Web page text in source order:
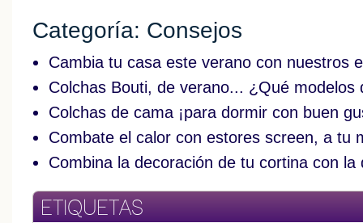
Categoría: Consejos
Cambia tu casa este verano con nuestros
Colchas Bouti, de verano... ¿Qué modelos
Colchas de cama ¡para dormir con buen
Combate el calor con estores screen, a tu
Combina la decoración de tu cortina con la
ETIQUETAS